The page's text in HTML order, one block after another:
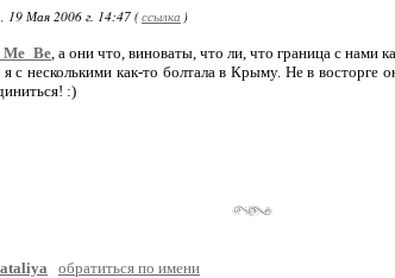
19 Мая 2006 г. 14:47 (ссылка )
, а они что, виноваты, что ли, что граница с нами
я с несколькими как-то болтала в Крыму. Не в восторге
:)
обратиться по имени